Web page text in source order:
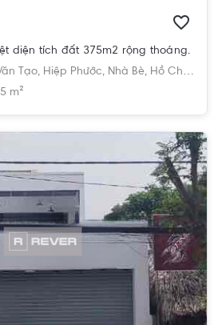
diện tích đất 375m2 rộng thoáng.
Tạo, Hiệp Phước, Nhà Bè, Hồ Chí Minh
m²